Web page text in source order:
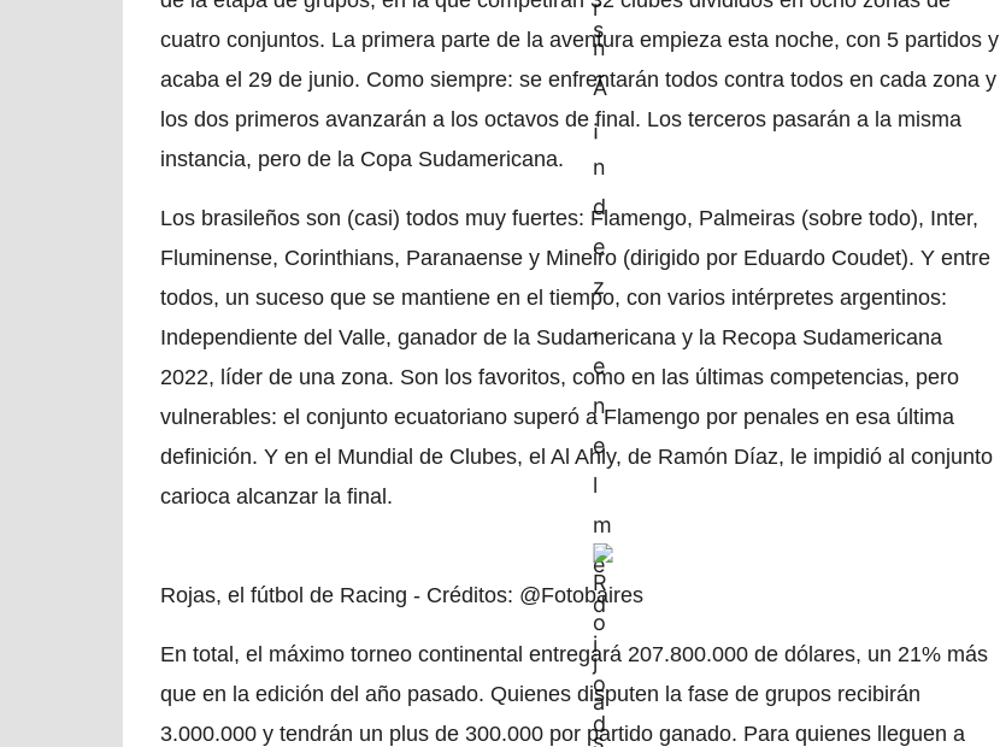
cuatro conjuntos. La primera parte de la aventura empieza esta noche, con 5 partidos y
acaba el 29 de junio. Como siempre: se enfrentarán todos contra todos en cada zona y
los dos primeros avanzarán a los octavos de final. Los terceros pasarán a la misma
instancia, pero de la Copa Sudamericana.
Los brasileños son (casi) todos muy fuertes: Flamengo, Palmeiras (sobre todo), Inter,
Fluminense, Corinthians, Paranaense y Mineiro (dirigido por Eduardo Coudet). Y entre
todos, un suceso que se mantiene en el tiempo, con varios intérpretes argentinos:
Independiente del Valle, ganador de la Sudamericana y la Recopa Sudamericana
2022, líder de una zona. Son los favoritos, como en las últimas competencias, pero
vulnerables: el conjunto ecuatoriano superó a Flamengo por penales en esa última
definición. Y en el Mundial de Clubes, el Al Ahly, de Ramón Díaz, le impidió al conjunto
carioca alcanzar la final.
Rojas, el fútbol de Racing - Créditos: @Fotobaires
En total, el máximo torneo continental entregará 207.800.000 de dólares, un 21% más
que en la edición del año pasado. Quienes disputen la fase de grupos recibirán
3.000.000 y tendrán un plus de 300.000 por partido ganado. Para quienes lleguen a